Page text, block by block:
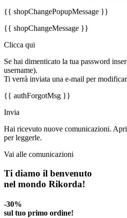
{{ shopChangePopupMessage }}
{{ shopChangeMessage }}
Clicca qui
Se hai dimenticato la tua password
username).
Ti verrà inviata una e-mail per
{{ authForgotMsg }}
Invia
Hai ricevuto nuove comunicazioni.
per leggerle.
Vai alle comunicazioni
Ti diamo il benvenuto
nel mondo Rikorda!
-30%
sul tuo primo ordine!